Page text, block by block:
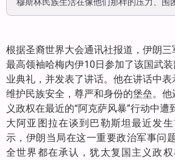
根据圣裔世界大会通讯社报道，伊朗
最高领袖哈梅内伊10日参加了该国武
业典礼，并发表了讲话。他在讲话中
维护民族安全，尊严和身份的堡垒。
义政权在最近的“阿克萨风暴”行动中遭
大阿亚图拉在谈到巴勒斯坦最近发
示，伊朗当局在这一重要政治军事问
全世界都在承认，犹太复国主义政